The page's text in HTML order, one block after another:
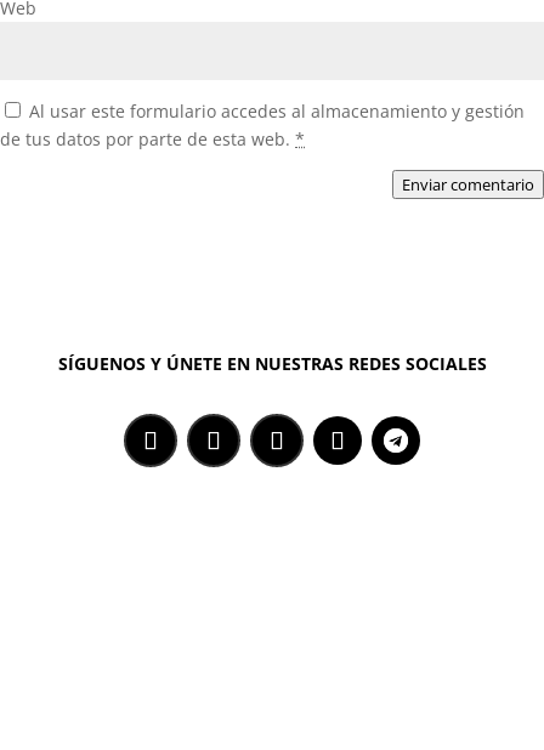
Web
Al usar este formulario accedes al almacenamiento y gestión
de tus datos por parte de esta web. *
Enviar comentario
SÍGUENOS Y ÚNETE EN NUESTRAS REDES SOCIALES